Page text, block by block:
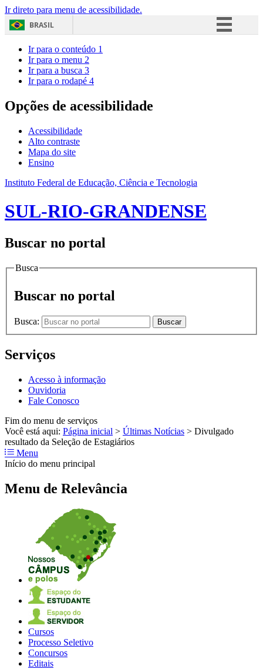
Ir direto para menu de acessibilidade.
BRASIL
Acesso à informação
Ir para o conteúdo 1
Ir para o menu 2
Ir para a busca 3
Ir para o rodapé 4
Opções de acessibilidade
Acessibilidade
Alto contraste
Mapa do site
Ensino
Instituto Federal de Educação, Ciência e Tecnologia
SUL-RIO-GRANDENSE
Buscar no portal
Busca
Buscar no portal
Busca: Buscar
Serviços
Acesso à informação
Ouvidoria
Fale Conosco
Fim do menu de serviços
Você está aqui: Página inicial > Últimas Notícias > Divulgado
resultado da Seleção de Estagiários
Menu
Início do menu principal
Menu de Relevância
Cursos
Processo Seletivo
Concursos
Editais